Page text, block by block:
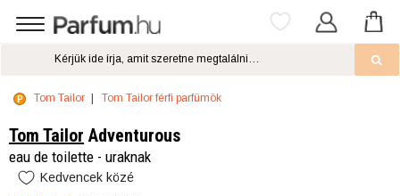
Tom Tailor Tom Tailor férfi parfümök
Tom Tailor Adventurous
eau de toilette - uraknak
Kedvencek közé